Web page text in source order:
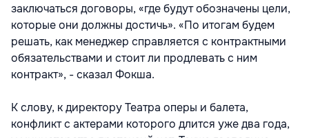
заключаться договоры, «где будут обозначены цели,
которые они должны достичь». «По итогам будем
решать, как менеджер справляется с контрактными
обязательствами и стоит ли продлевать с ним
контракт», - сказал Фокша.
К слову, к директору Театра оперы и балета,
конфликт с актерами которого длится уже два года,